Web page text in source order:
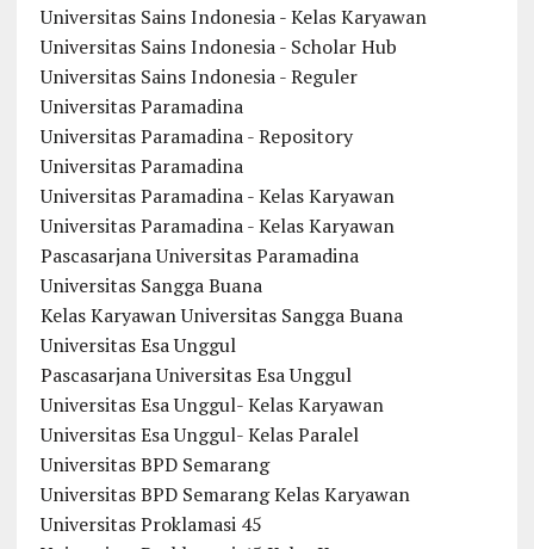
Universitas Sains Indonesia - Kelas Karyawan
Universitas Sains Indonesia - Scholar Hub
Universitas Sains Indonesia - Reguler
Universitas Paramadina
Universitas Paramadina - Repository
Universitas Paramadina
Universitas Paramadina - Kelas Karyawan
Universitas Paramadina - Kelas Karyawan
Pascasarjana Universitas Paramadina
Universitas Sangga Buana
Kelas Karyawan Universitas Sangga Buana
Universitas Esa Unggul
Pascasarjana Universitas Esa Unggul
Universitas Esa Unggul- Kelas Karyawan
Universitas Esa Unggul- Kelas Paralel
Universitas BPD Semarang
Universitas BPD Semarang Kelas Karyawan
Universitas Proklamasi 45